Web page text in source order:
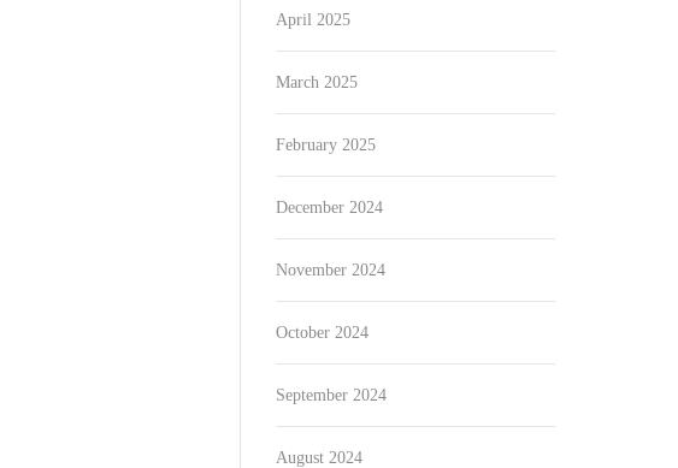
April 2025
March 2025
February 2025
December 2024
November 2024
October 2024
September 2024
August 2024